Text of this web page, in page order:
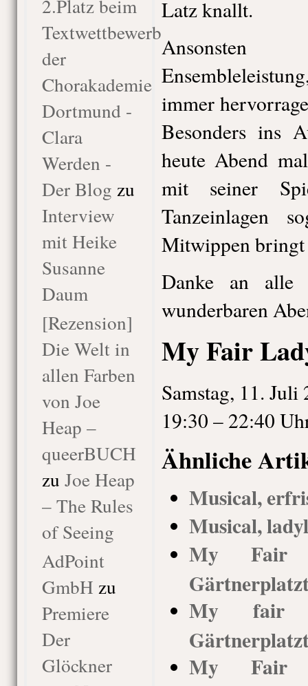
2.Platz beim
Textwettbewerb
der
Chorakademie
Dortmund -
Clara
Werden -
Der Blog zu
Interview
mit Heike
Susanne
Daum
[Rezension]
Die Welt in
allen Farben
von Joe
Heap –
queerBUCH
zu Joe Heap
– The Rules
of Seeing
AdPoint
GmbH zu
Premiere
Der
Glöckner
Latz knallt.
immer
Besonders ins
heute Abend
mit seiner
Tanzeinlagen
Mitwippen
Danke an alle
wunderbaren
My Fair
Samstag, 11. Juli
19:30 – 22:40
Ähnliche
Musical,
Musical,
My Fair
My fair
My Fair